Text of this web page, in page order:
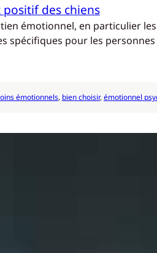
des chiens
émotionnel, en particulier
spécifiques pour les
émotionnels, bien choisir, émotionnel